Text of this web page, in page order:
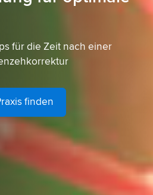
für die Zeit nach einer
finden